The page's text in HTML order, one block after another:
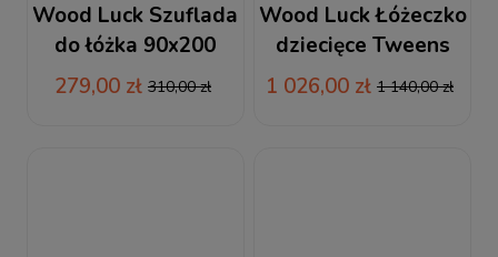
Wood Luck Szuflada
do łóżka 90x200
Tweens różowa
279,00 zł 310,00 zł
Wood Luck Łóżeczko
dziecięce Tweens
70x140 różowe
1 026,00 zł 1 140,00 zł